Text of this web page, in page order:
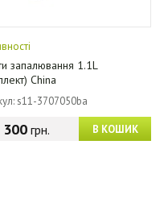
запалювання 1.1L
China
s11-3707050ba
В КОШИК
300грн.